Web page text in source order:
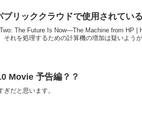
ブリッククラウドで使用されてい
The Future Is Now—The Machine from HP |
それを処理するための計算機の増加は疑いよう
Movie 予告編？？
ぎだと思います。